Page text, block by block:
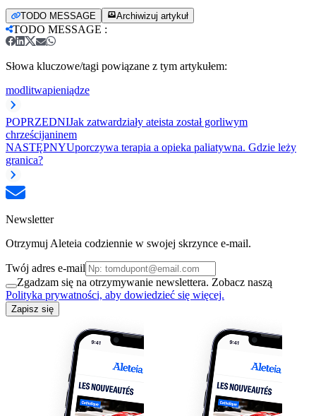
TODO MESSAGE Archiwizuj artykuł
TODO MESSAGE :
Słowa kluczowe/tagi powiązane z tym artykułem:
modlitwapieniądze
POPRZEDNIJak zatwardziały ateista został gorliwym
chrześcijaninem
NASTĘPNYUporczywa terapia a opieka paliatywna. Gdzie leży
granica?
Newsletter
Otrzymuj Aleteia codziennie w swojej skrzynce e-mail.
Twój adres e-mail
Zgadzam się na otrzymywanie newslettera. Zobacz naszą
Polityka prywatności, aby dowiedzieć się więcej.
Zapisz się